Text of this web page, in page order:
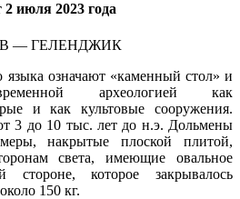
июля 2023 года
— ГЕЛЕНДЖИК
языка означают «каменный стол» и
археологией как
и как культовые сооружения.
3 до 10 тыс. лет до н.э. Дольмены
накрытые плоской плитой,
света, имеющие овальное
стороне, которое закрывалось
150 кг.